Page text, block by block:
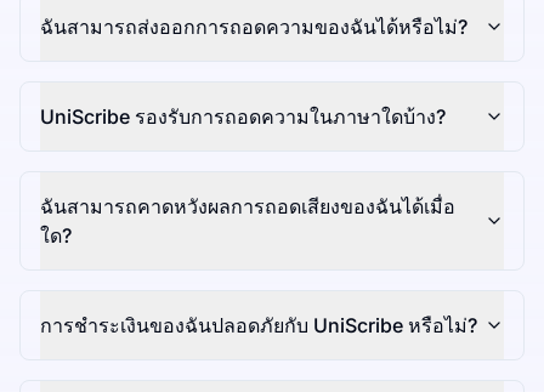
ฉันสามารถส่งออกการถอดความของฉันได้หรือไม่?
UniScribe รองรับการถอดความในภาษาใดบ้าง?
ฉันสามารถคาดหวังผลการถอดเสียงของฉันได้เมื่อ
ใด?
การชำระเงินของฉันปลอดภัยกับ UniScribe หรือไม่?